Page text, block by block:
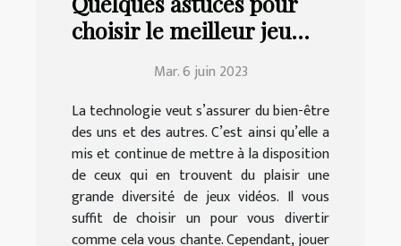
choisir le meilleur jeu
Mar. 6 juin 2023
La technologie veut s’assurer du bien-être
des uns et des autres. C’est ainsi qu’elle a
mis et continue de mettre à la disposition
de ceux qui en trouvent du plaisir une
grande diversité de jeux vidéos. Il vous
suffit de choisir un pour vous divertir
comme cela vous chante. Cependant, jouer